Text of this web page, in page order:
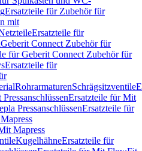
Ersatzteile für Zubehör für
mit
Ersatzteile für
Geberit Connect Zubehör für
für Geberit Connect Zubehör für
Ersatzteile für
RohrarmaturenSchrägsitzventile
Ersatzteile für Mit
PressanschlüssenErsatzteile für
Mapress
KugelhähneErsatzteile für